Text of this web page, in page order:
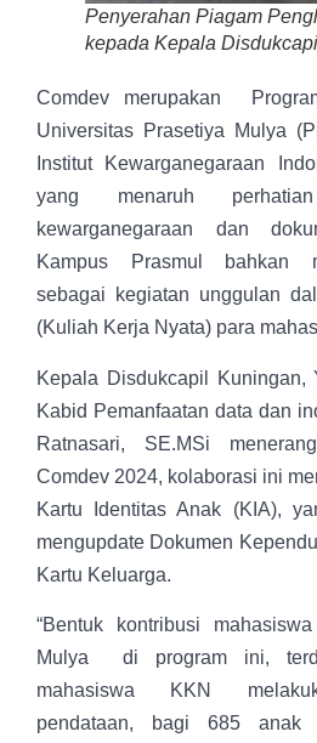
Penyerahan Piagam
kepada Kepala
Comdev merupakan
Universitas Prasetiya Mulya
Institut Kewarganegaraan
yang menaruh
kewarganegaraan dan
Kampus Prasmul bahkan
sebagai kegiatan unggulan
(Kuliah Kerja Nyata) para
Kepala Disdukcapil Kuningan,
Kabid Pemanfaatan data dan
Ratnasari, SE.MSi
Comdev 2024, kolaborasi ini
Kartu Identitas Anak (KIA),
mengupdate Dokumen
Kartu Keluarga.
“Bentuk kontribusi
Mulya di program ini,
mahasiswa KKN
pendataan, bagi 685 anak